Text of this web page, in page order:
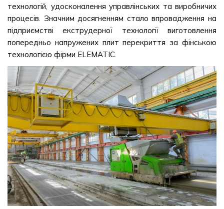
технологій, удосконалення управлінських та виробничих
процесів. Значним досягненням стало впровадження на
підприємстві екструдерної технології виготовлення
попередньо напружених плит перекриття за фінською
технологією фірми ELEMATIC.